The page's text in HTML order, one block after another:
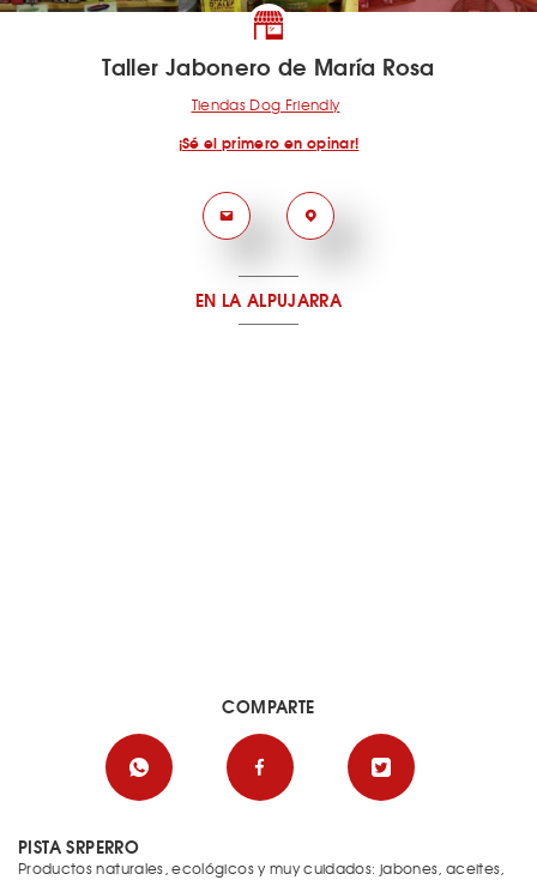
Taller Jabonero de María Rosa
Tiendas Dog Friendly
¡Sé el primero en opinar!
EN LA ALPUJARRA
PISTA SRPERRO
Productos naturales, ecológicos y muy cuidados: jabones, aceites,
COMPARTE